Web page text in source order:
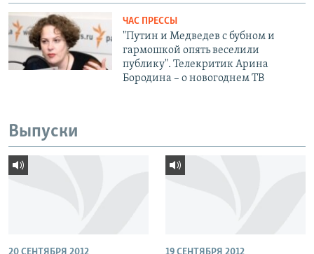
ЧАС ПРЕССЫ
"Путин и Медведев с бубном и
гармошкой опять веселили
публику". Телекритик Арина
Бородина – о новогоднем ТВ
Выпуски